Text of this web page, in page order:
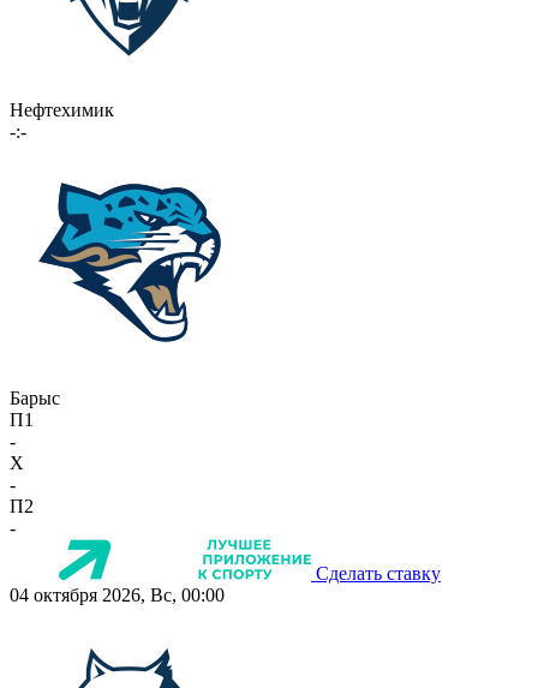
Нефтехимик
-:-
Барыс
П1
-
X
-
П2
-
Сделать ставку
04 октября 2026, Вс, 00:00